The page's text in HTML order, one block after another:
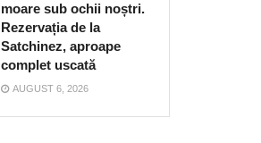
moare sub ochii noștri.
Rezervația de la
Satchinez, aproape
complet uscată
AUGUST 6, 2026